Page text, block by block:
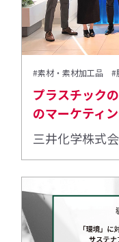
#素材・素材加工品 #
プラスチック
のマーケティ
三井化学株式